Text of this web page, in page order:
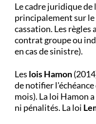
Le cadre juridique
principalement sur le
cassation. Les règles
contrat groupe ou
en cas de sinistre).
Les lois Hamon
de notifier
mois). La loi Hamon
ni pénalités. La loi